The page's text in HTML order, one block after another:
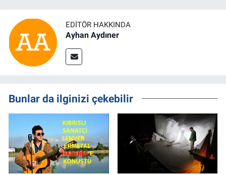
EDITÖR HAKKINDA
Ayhan Aydıner
Bunlar da ilginizi çekebilir